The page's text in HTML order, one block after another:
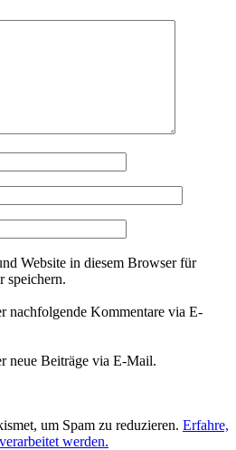
Website in diesem Browser für
speichern.
nachfolgende Kommentare via E-
neue Beiträge via E-Mail.
um Spam zu reduzieren. Erfahre,
werden.